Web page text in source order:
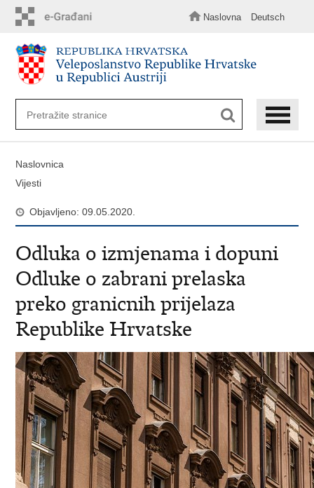
sadržaj
Naslovna Deutsch
Naslovnica
Vijesti
Objavljeno: 09.05.2020.
Odluka o izmjenama i dopuni
Odluke o zabrani prelaska
preko granicnih prijelaza
Republike Hrvatske